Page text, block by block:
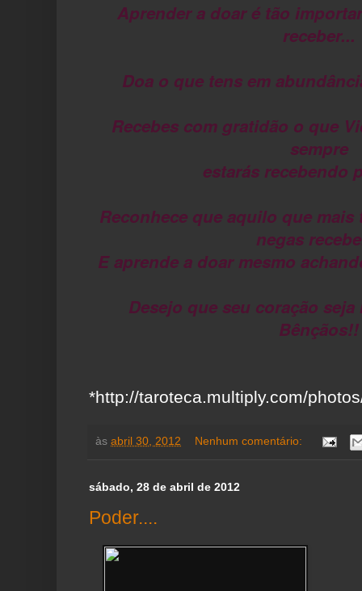
Aprender a doar é tão
receber...
Doa o que tens em
Recebes com gratidão o que
sempre
estarás recebendo
Reconhece que aquilo que
negas
E aprende a doar mesmo
Desejo que seu coração
Bênçãos!!
*http://taroteca.multiply.com/
às abril 30, 2012 Nenhum comentário:
sábado, 28 de abril de 2012
Poder....